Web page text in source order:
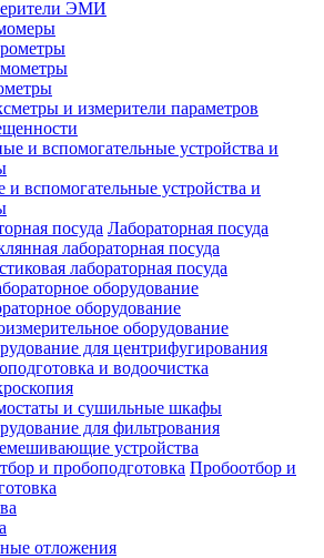
ЭМИ
и измерители параметров
и вспомогательные устройства и
Лабораторная посуда
лабораторная посуда
лабораторная посуда
оборудование
оборудование
для центрифугирования
и водоочистка
и сушильные шкафы
для фильтрования
устройства
Пробоотбор и
отложения